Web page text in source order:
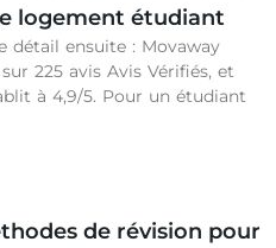
logement étudiant
détail ensuite : Movaway
225 avis Avis Vérifiés, et
à 4,9/5. Pour un étudiant
de révision pour